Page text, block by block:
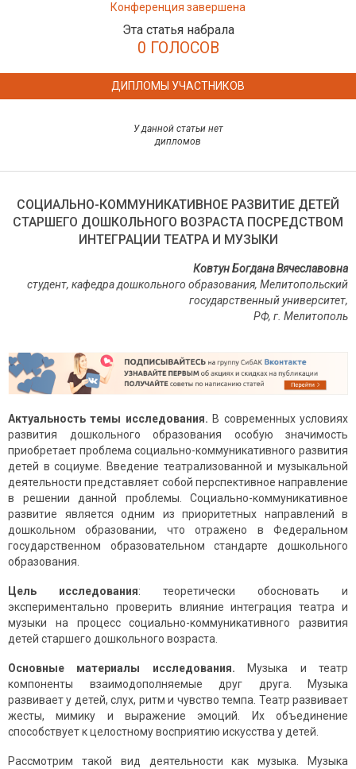
Конференция завершена
Эта статья набрала
0 ГОЛОСОВ
ДИПЛОМЫ УЧАСТНИКОВ
У данной статьи нет
дипломов
СОЦИАЛЬНО-КОММУНИКАТИВНОЕ РАЗВИТИЕ ДЕТЕЙ
СТАРШЕГО ДОШКОЛЬНОГО ВОЗРАСТА ПОСРЕДСТВОМ
ИНТЕГРАЦИИ ТЕАТРА И МУЗЫКИ
Ковтун Богдана Вячеславовна
студент, кафедра дошкольного образования, Мелитопольский
государственный университет,
РФ, г. Мелитополь
Актуальность темы исследования. В современных условиях
развития дошкольного образования особую значимость
приобретает проблема социально-коммуникативного развития
детей в социуме. Введение театрализованной и музыкальной
деятельности представляет собой перспективное направление
в решении данной проблемы. Социально-коммуникативное
развитие является одним из приоритетных направлений в
дошкольном образовании, что отражено в Федеральном
государственном образовательном стандарте дошкольного
образования.
Цель исследования: теоретически обосновать и
экспериментально проверить влияние интеграция театра и
музыки на процесс социально-коммуникативного развития
детей старшего дошкольного возраста.
Основные материалы исследования.
Музыка и театр
компоненты взаимодополняемые друг друга. Музыка
развивает у детей, слух, ритм и чувство темпа. Театр развивает
жесты, мимику и выражение эмоций. Их объединение
способствует к целостному восприятию искусства у детей.
Рассмотрим такой вид деятельности как музыка. Музыка